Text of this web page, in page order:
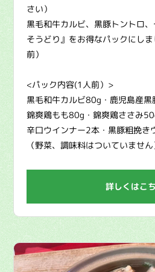
さい）
黒毛和牛カルビ、黒豚トントロ
そうどり』をお得なパックにし
前）
<パック内容(1人前）>
黒毛和牛カルビ80g・鹿児島産
錦爽鶏もも80g・錦爽鶏ささみ
辛口ウインナー2本・黒豚粗挽き
（野菜、調味料はついていません
詳しくはこ